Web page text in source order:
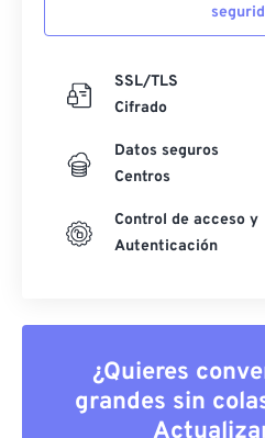
SSL/TLS
Cifrado
Datos seguros
Centros
Control de acceso y
Autenticación
¿Quieres
grandes sin